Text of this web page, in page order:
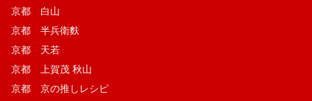
京都 白山
京都 半兵衛麩
京都 天若
京都 上賀茂 秋山
京都 京の推しレシピ